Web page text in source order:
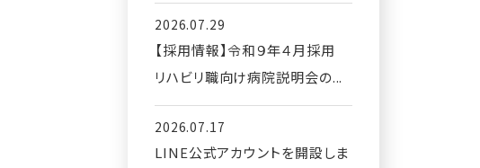
2026.07.29
【採用情報】令和９年４月採用
リハビリ職向け病院説明会の...
2026.07.17
LINE公式アカウントを開設しま